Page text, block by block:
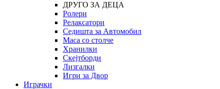
ДРУГО ЗА ДЕЦА
Ролери
Релаксатори
Седишта за Автомобил
Маса со столче
Хранилки
Скејтборди
Лизгалки
Игри за Двор
Играчки